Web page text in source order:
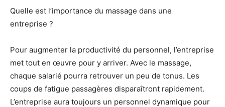
Quelle est l’importance du massage dans une
entreprise ?
Pour augmenter la productivité du personnel, l’entreprise
met tout en œuvre pour y arriver. Avec le massage,
chaque salarié pourra retrouver un peu de tonus. Les
coups de fatigue passagères disparaîtront rapidement.
L’entreprise aura toujours un personnel dynamique pour